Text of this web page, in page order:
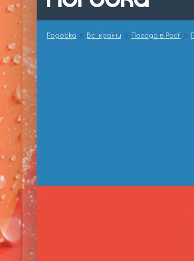
Pogodka Всі країни Погода в Росії